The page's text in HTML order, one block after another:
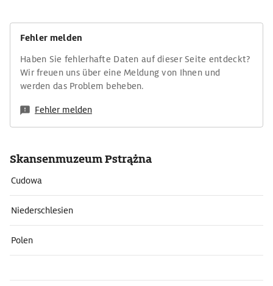
Fehler melden
Haben Sie fehlerhafte Daten auf dieser Seite entdeckt?
Wir freuen uns über eine Meldung von Ihnen und
werden das Problem beheben.
Fehler melden
Skansenmuzeum Pstrążna
Cudowa
Niederschlesien
Polen